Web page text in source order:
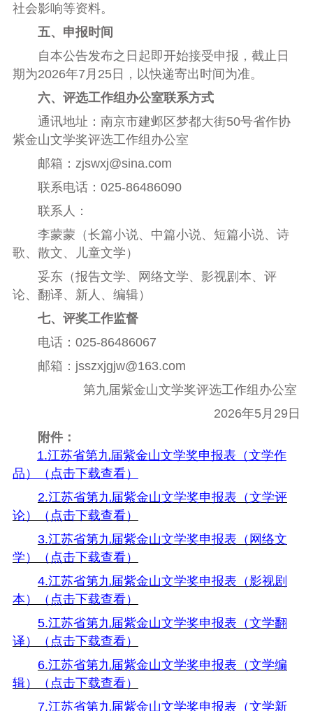
社会影响等资料。
五、申报时间
自本公告发布之日起即开始接受申报，截止日
期为2026年7 月 25日 ， 以快递寄出时间为准。
六、评选工作组 办公室联系方式
通讯地址：南京市建邺区梦都大街50号省作协
紫金山文学奖评选工作组办公室
邮箱： zjswxj@sina.com
联系电话： 025-86486090
联系人：
李蒙蒙（长篇小说、中篇小说、短篇小说、诗
歌、散文、儿童文学 ）
妥东（报告文学、网络文学、影视剧本、评
论、翻译、新人、编辑）
七、评奖工作监督
电话：025-86486067
邮箱：jsszxjgjw@163.com
第九届紫金山文学奖评选工作组办公室
2026年5 月 29 日
附件：
1.江苏省第九届紫金山文学奖申报表（文学作
品）（点击下载查看）
2.江苏省第九届紫金山文学奖申报表（文学评
论）（点击下载查看）
3.江苏省第九届紫金山文学奖申报表（网络文
学）（点击下载查看）
4.江苏省第九届紫金山文学奖申报表（影视剧
本）（点击下载查看）
5.江苏省第九届紫金山文学奖申报表（文学翻
译）（点击下载查看）
6.江苏省第九届紫金山文学奖申报表（文学编
辑）（点击下载查看）
7.江苏省第九届紫金山文学奖申报表（文学新